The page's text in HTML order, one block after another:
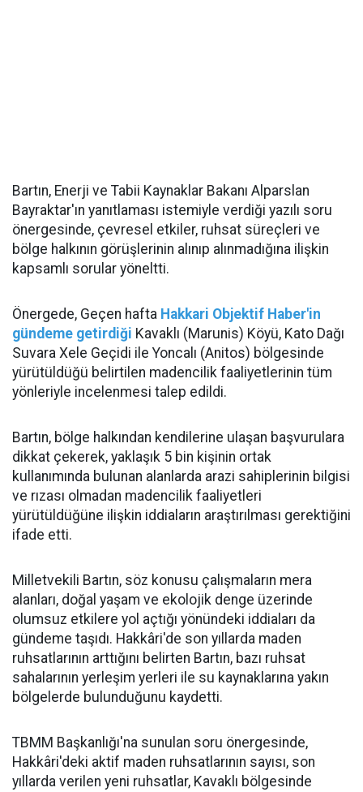
Bartın, Enerji ve Tabii Kaynaklar Bakanı Alparslan
Bayraktar'ın yanıtlaması istemiyle verdiği yazılı soru
önergesinde, çevresel etkiler, ruhsat süreçleri ve
bölge halkının görüşlerinin alınıp alınmadığına ilişkin
kapsamlı sorular yöneltti.
Önergede, Geçen hafta Hakkari Objektif Haber'in
gündeme getirdiği Kavaklı (Marunis) Köyü, Kato Dağı
Suvara Xele Geçidi ile Yoncalı (Anitos) bölgesinde
yürütüldüğü belirtilen madencilik faaliyetlerinin tüm
yönleriyle incelenmesi talep edildi.
Bartın, bölge halkından kendilerine ulaşan başvurulara
dikkat çekerek, yaklaşık 5 bin kişinin ortak
kullanımında bulunan alanlarda arazi sahiplerinin bilgisi
ve rızası olmadan madencilik faaliyetleri
yürütüldüğüne ilişkin iddiaların araştırılması gerektiğini
ifade etti.
Milletvekili Bartın, söz konusu çalışmaların mera
alanları, doğal yaşam ve ekolojik denge üzerinde
olumsuz etkilere yol açtığı yönündeki iddiaları da
gündeme taşıdı. Hakkâri'de son yıllarda maden
ruhsatlarının arttığını belirten Bartın, bazı ruhsat
sahalarının yerleşim yerleri ile su kaynaklarına yakın
bölgelerde bulunduğunu kaydetti.
TBMM Başkanlığı'na sunulan soru önergesinde,
Hakkâri'deki aktif maden ruhsatlarının sayısı, son
yıllarda verilen yeni ruhsatlar, Kavaklı bölgesinde